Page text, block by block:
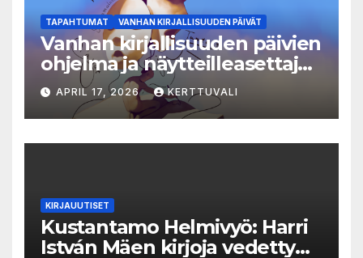
TAPAHTUMAT VANHAN KIRJALLISUUDEN PÄIVÄT
Vanhan kirjallisuuden päivien
ohjelma ja näytteilleasettajat
julkistettu
APRIL 17, 2026 KERTTUVALI
KIRJAUUTISET
Kustantamo Helmivyö: Harri
István Mäen kirjoja vedetty